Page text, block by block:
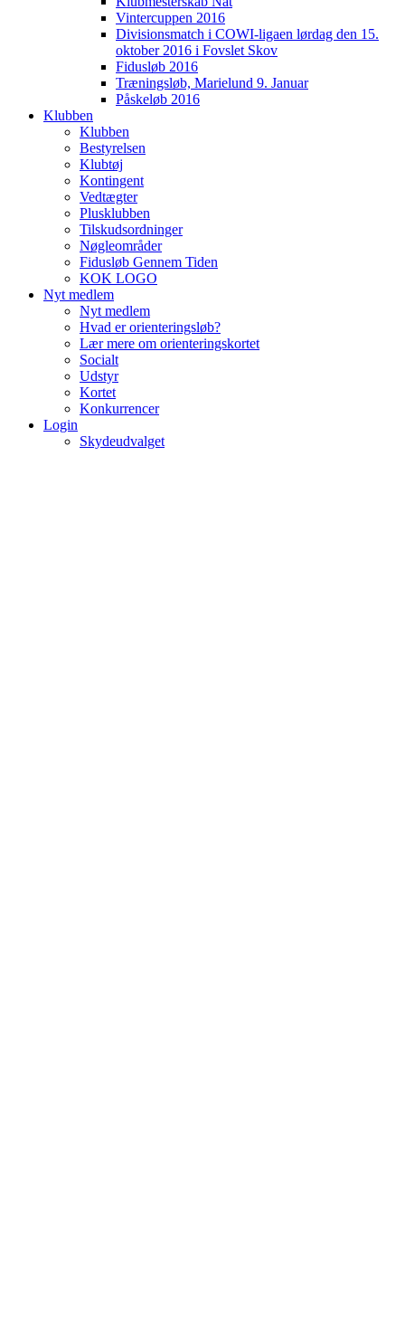
Vintercuppen 2016
Divisionsmatch i COWI-ligaen lørdag den 15.
oktober 2016 i Fovslet Skov
Fidusløb 2016
Træningsløb, Marielund 9. Januar
Påskeløb 2016
Klubben
Klubben
Bestyrelsen
Klubtøj
Kontingent
Vedtægter
Plusklubben
Tilskudsordninger
Nøgleområder
Fidusløb Gennem Tiden
KOK LOGO
Nyt medlem
Nyt medlem
Hvad er orienteringsløb?
Lær mere om orienteringskortet
Socialt
Udstyr
Kortet
Konkurrencer
Login
Skydeudvalget